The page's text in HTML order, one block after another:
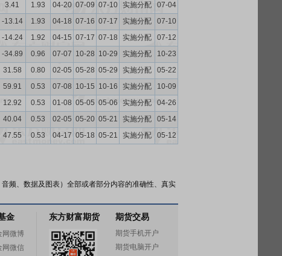
3.41 1.93 04-20 07-09 07-10 实施分配
07-04
-13.14 1.93 04-18 07-16 07-17 实施分配
07-10
-14.24 1.92 04-15 07-17 07-18 实施分配
07-12
-34.89 0.96 07-07 10-28 10-29 实施分配
10-23
31.58 0.80 02-05 05-28 05-29 实施分配
05-22
59.91 0.53 07-08 10-15 10-16 实施分配
10-09
12.92 0.53 01-08 05-05 05-06 实施分配
04-26
40.04 0.53 02-05 05-20 05-21 实施分配
05-14
47.55 0.53 04-17 05-18 05-21 实施分配 05-12
频、数据及图表）全部或者部分内容的准确性、真实
金
网微博
网微信
东方财富期货 期货交易
期货手机开户
期货电脑开户